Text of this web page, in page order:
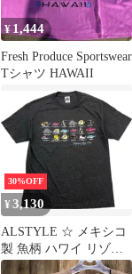
¥ 1,444
Fresh Produce Sportswear
Tシャツ HAWAII
30%OFF
¥ 3,130
ALSTYLE ☆ メキシコ
製 魚柄 ハワイ リゾー
ト フィッシュ プリント